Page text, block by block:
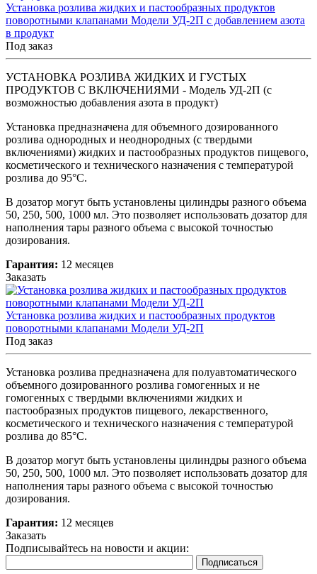
Установка розлива жидких и пастообразных продуктов
поворотными клапанами Модели УД-2П с добавлением азота
в продукт
Под заказ
УСТАНОВКА РОЗЛИВА ЖИДКИХ И ГУСТЫХ
ПРОДУКТОВ С ВКЛЮЧЕНИЯМИ - Модель УД-2П (с
возможностью добавления азота в продукт)
Установка предназначена для объемного дозированного
розлива однородных и неоднородных (с твердыми
включениями) жидких и пастообразных продуктов пищевого,
косметического и технического назначения с температурой
розлива до 95°C.
В дозатор могут быть установлены цилиндры разного объема
50, 250, 500, 1000 мл. Это позволяет использовать дозатор для
наполнения тары разного объема с высокой точностью
дозирования.
Гарантия: 12 месяцев
Заказать
Установка розлива жидких и пастообразных продуктов
поворотными клапанами Модели УД-2П
Под заказ
Установка розлива предназначена для полуавтоматического
объемного дозированного розлива гомогенных и не
гомогенных с твердыми включениями жидких и
пастообразных продуктов пищевого, лекарственного,
косметического и технического назначения с температурой
розлива до 85°C.
В дозатор могут быть установлены цилиндры разного объема
50, 250, 500, 1000 мл. Это позволяет использовать дозатор для
наполнения тары разного объема с высокой точностью
дозирования.
Гарантия: 12 месяцев
Заказать
Подписывайтесь на новости и акции: